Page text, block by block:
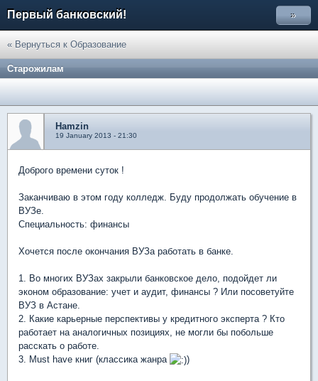
Первый банковский! »
« Вернуться к Образование
Старожилам
Hamzin
19 January 2013 - 21:30
Доброго времени суток !
Заканчиваю в этом году колледж. Буду продолжать обучение в
ВУЗе.
Специальность: финансы
Хочется после окончания ВУЗа работать в банке.
1. Во многих ВУЗах закрыли банковское дело, подойдет ли
эконом образование: учет и аудит, финансы ? Или посоветуйте
ВУЗ в Астане.
2. Какие карьерные перспективы у кредитного эксперта ? Кто
работает на аналогичных позициях, не могли бы побольше
расскать о работе.
3. Must have книг (классика жанра
)